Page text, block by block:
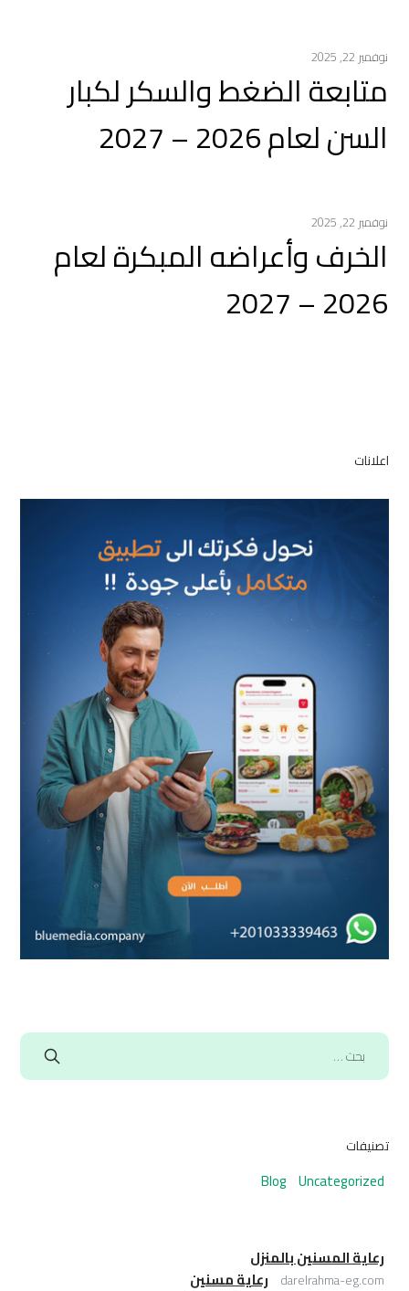
نوفمبر 22, 2025
متابعة الضغط والسكر لكبار
السن لعام 2026 – 2027
نوفمبر 22, 2025
الخرف وأعراضه المبكرة لعام
2026 – 2027
اعلانات
تصنيفات
Blog Uncategorized
رعاية المسنين بالمنزل
darelrahma-eg.com رعاية مسنين